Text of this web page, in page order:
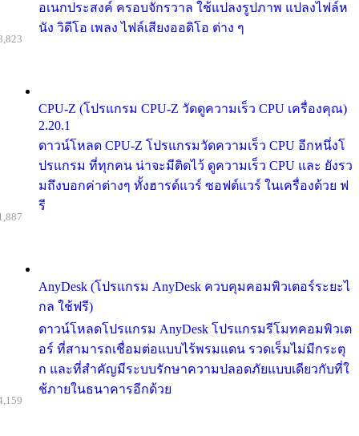
อเนกประสงค์ ครอบจักรวาล ใช้แปลงรูปภาพ แปลงไฟล์ห
นัง วิดีโอ เพลง ไฟล์เสียงออดิโอ ต่าง ๆ
CPU-Z (โปรแกรม CPU-Z วัดดูความเร็ว CPU เครื่องคุณ)
2.20.1
ดาวน์โหลด CPU-Z โปรแกรมวัดความเร็ว CPU อีกหนึ่งโ
ปรแกรม ที่ทุกคน น่าจะมีติดไว้ ดูความเร็ว CPU และ ยังรว
มถึงบอกค่าต่างๆ ทั้งฮารด์แวร์ ซอฟต์แวร์ ในเครื่องด้วย ฟ
รี
AnyDesk (โปรแกรม AnyDesk ควบคุมคอมพิวเตอร์ระยะไ
กล ใช้ฟรี)
ดาวน์โหลดโปรแกรม AnyDesk โปรแกรมรีโมทคอมพิวเต
อร์ ที่สามารถเชื่อมต่อแบบไร้พรมแดน รวดเร็มไม่มีกระตุ
ก และที่สำคัญมีระบบรักษาความปลอดภัยแบบเดียวกับที่ใ
ช้ภายในธนาคารอีกด้วย